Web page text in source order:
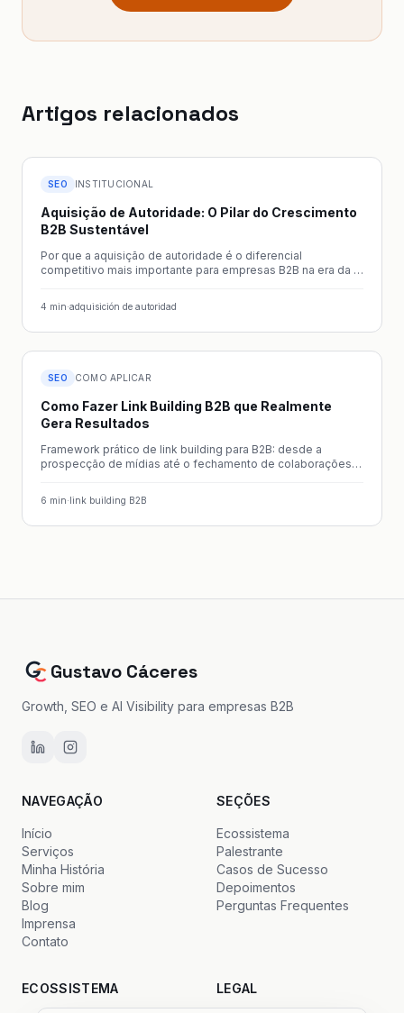
Artigos relacionados
SEO INSTITUCIONAL
Aquisição de Autoridade: O Pilar do Crescimento
B2B Sustentável
Por que a aquisição de autoridade é o diferencial
competitivo mais importante para empresas B2B na era da IA
4 min·adquisición de autoridad
SEO COMO APLICAR
Como Fazer Link Building B2B que Realmente
Gera Resultados
Framework prático de link building para B2B: desde a
prospecção de mídias até o fechamento de colaborações
6 min·link building B2B
Gustavo Cáceres
Growth, SEO e AI Visibility para empresas B2B
NAVEGAÇÃO
Início
Serviços
Minha História
Sobre mim
Blog
Imprensa
Contato
SEÇÕES
Ecossistema
Palestrante
Casos de Sucesso
Depoimentos
Perguntas Frequentes
ECOSSISTEMA LEGAL